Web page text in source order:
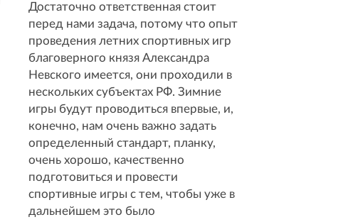
Достаточно ответственная стоит
перед нами задача, потому что опыт
проведения летних спортивных игр
благоверного князя Александра
Невского имеется, они проходили в
нескольких субъектах РФ. Зимние
игры будут проводиться впервые, и,
конечно, нам очень важно задать
определенный стандарт, планку,
очень хорошо, качественно
подготовиться и провести
спортивные игры с тем, чтобы уже в
дальнейшем это было